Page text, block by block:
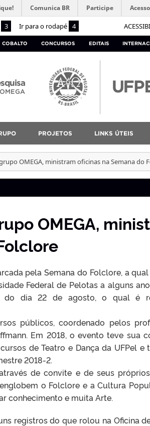
3 Ir para o rodapé 4
Comunica BR Participe
COBALTO CONCURSOS EDITAIS
PROJETOS LINKS ÚTEIS
OMEGA, ministram oficinas na Semana do
OMEGA,
pela Semana do Folclore, a
Federal de Pelotas a alguns
do dia 22 de agosto, o qual é
públicos, coordenado pelos
Em 2018, o evento teve sua
de Teatro e Dança da UFPel e
2018-2.
de convite e de seus próprios
o Folclore e a Cultura
conhecimento e muita Arte.
registros do que rolou na Oficina